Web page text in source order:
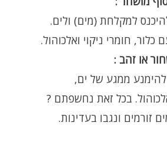
למקלחת (מים) ולים.
חומרי ניקוי ואלכוהול.
או זהב :
ממגע של ים,
בכל זאת נחשפתם ?
זורמים ונגבו בעדינות.